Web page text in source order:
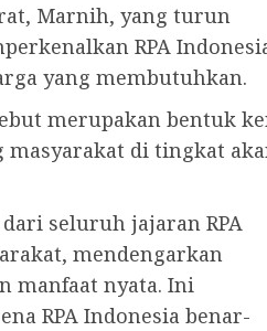
Marnih, yang turun
RPA
yang membutuhkan.
merupakan bentuk
masyarakat di tingkat
seluruh jajaran RPA
mendengarkan
manfaat nyata. Ini
RPA Indonesia benar-